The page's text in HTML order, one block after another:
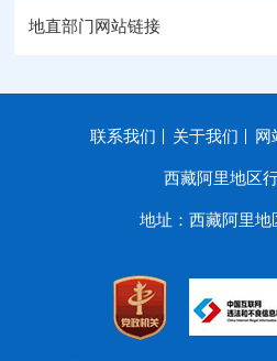
地直部门网站链接
联系我们 关于我们 网
西藏阿里地区
地址：西藏阿里地